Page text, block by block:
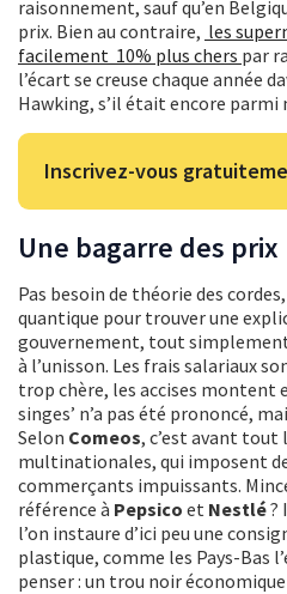
raisonnement, sauf qu’en
prix. Bien au contraire, les
facilement 10% plus chers par
l’écart se creuse chaque année
Hawking, s’il était encore parmi
Inscrivez-vous
Une bagarre des prix
Pas besoin de théorie des
quantique pour trouver une
gouvernement, tout
à l’unisson. Les frais salariaux
trop chère, les accises montent
singes’ n’a pas été prononcé,
Selon Comeos, c’est avant tout
multinationales, qui imposent
commerçants impuissants.
référence à Pepsico et Nestlé?
l’on instaure d’ici peu une
plastique, comme les Pays-Bas
penser : un trou noir